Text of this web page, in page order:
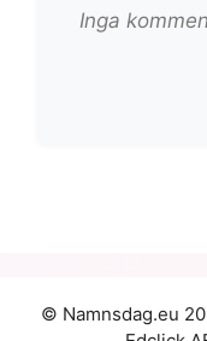
Inga
© Namnsdag.eu